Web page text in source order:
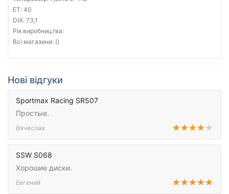
ET: 40
DIA: 73,1
Рік виробництва:
Всі магазини: ()
Нові відгуки
Sportmax Racing SR507
Простые.
Вячеслав
SSW S068
Хорошие диски.
Евгений